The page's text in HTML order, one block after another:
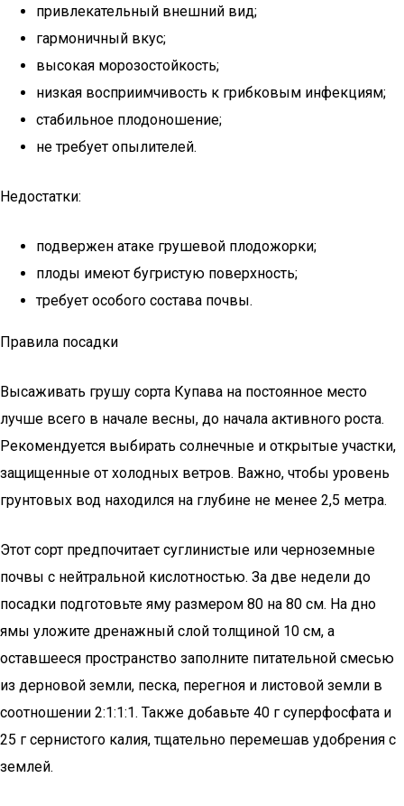
привлекательный внешний вид;
гармоничный вкус;
высокая морозостойкость;
низкая восприимчивость к грибковым инфекциям;
стабильное плодоношение;
не требует опылителей.
Недостатки:
подвержен атаке грушевой плодожорки;
плоды имеют бугристую поверхность;
требует особого состава почвы.
Правила посадки
Высаживать грушу сорта Купава на постоянное место
лучше всего в начале весны, до начала активного роста.
Рекомендуется выбирать солнечные и открытые участки,
защищенные от холодных ветров. Важно, чтобы уровень
грунтовых вод находился на глубине не менее 2,5 метра.
Этот сорт предпочитает суглинистые или черноземные
почвы с нейтральной кислотностью. За две недели до
посадки подготовьте яму размером 80 на 80 см. На дно
ямы уложите дренажный слой толщиной 10 см, а
оставшееся пространство заполните питательной смесью
из дерновой земли, песка, перегноя и листовой земли в
соотношении 2:1:1:1. Также добавьте 40 г суперфосфата и
25 г сернистого калия, тщательно перемешав удобрения с
землей.